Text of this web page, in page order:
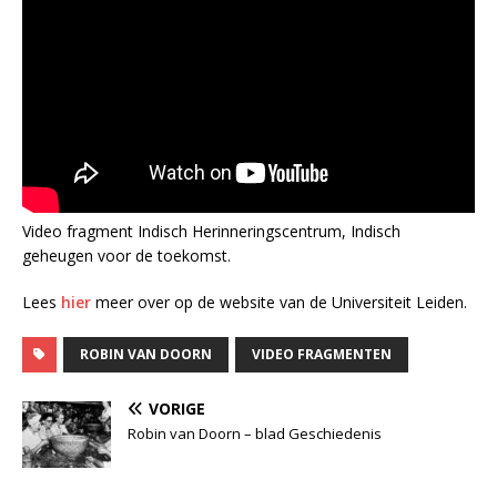
Video fragment Indisch Herinneringscentrum, Indisch
geheugen voor de toekomst.
Lees hier meer over op de website van de Universiteit Leiden.
ROBIN VAN DOORN VIDEO FRAGMENTEN
VORIGE
Robin van Doorn – blad Geschiedenis